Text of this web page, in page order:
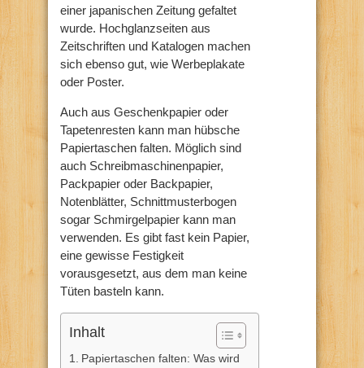
einer japanischen Zeitung gefaltet
wurde. Hochglanzseiten aus
Zeitschriften und Katalogen machen
sich ebenso gut, wie Werbeplakate
oder Poster.
Auch aus Geschenkpapier oder
Tapetenresten kann man hübsche
Papiertaschen falten. Möglich sind
auch Schreibmaschinenpapier,
Packpapier oder Backpapier,
Notenblätter, Schnittmusterbogen
sogar Schmirgelpapier kann man
verwenden. Es gibt fast kein Papier,
eine gewisse Festigkeit
vorausgesetzt, aus dem man keine
Tüten basteln kann.
Inhalt
Papiertaschen falten: Was wird